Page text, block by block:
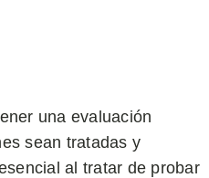
una evaluación
sean tratadas y
al tratar de probar